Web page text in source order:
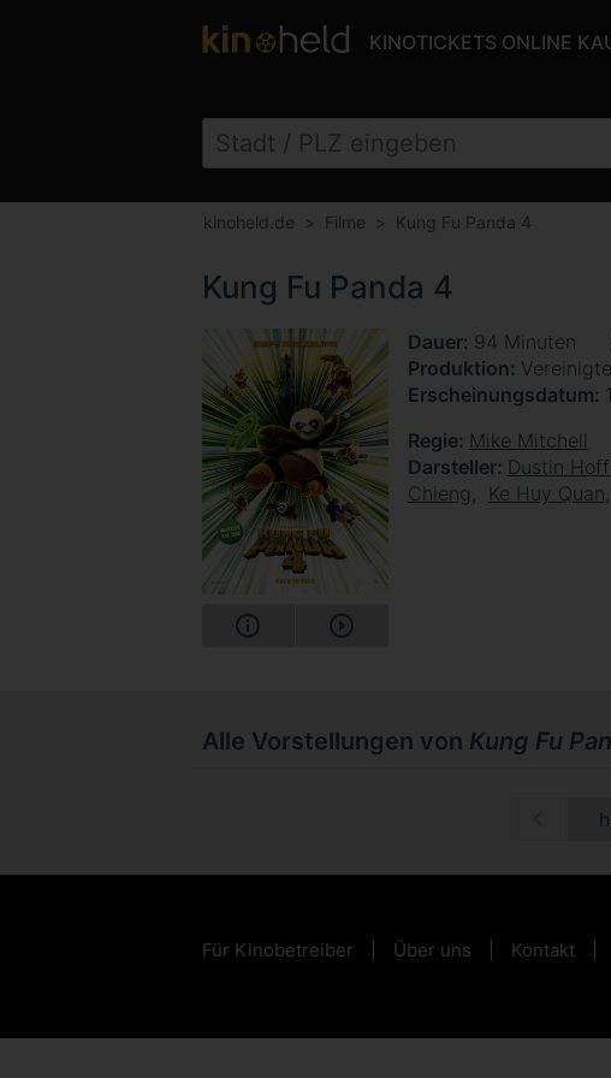
KINOTICKETS ONLINE
kinoheld.de Filme Kung Fu Panda 4
Kung Fu Panda 4
Dauer 94 Minuten
Produktion
Erscheinungsdatum
Regie Mike Mitchell
Darsteller Dustin
Chieng
Ke Huy Quan
Alle Vorstellungen von Kung Fu
Für Kinobetreiber Über uns Kontakt